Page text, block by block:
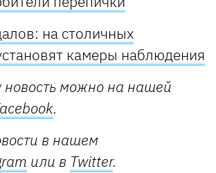
на столичных
камеры наблюдения
новость можно на нашей
.
в нашем
или в Twitter.